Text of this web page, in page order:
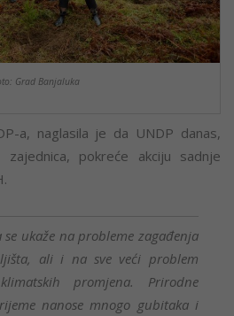
Grad Banjaluka
a, naglasila je da UNDP danas,
pokreće akciju sadnje
se ukaže na probleme zagađenja
ali i na sve veći problem
promjena. Prirodne
nanose mnogo gubitaka i